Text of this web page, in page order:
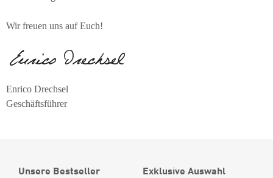
Wir freuen uns auf Euch!
Enrico Drechsel
Geschäftsführer
Unsere Bestseller Exklusive Auswahl